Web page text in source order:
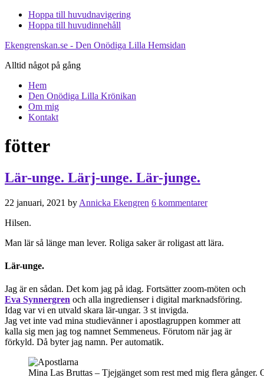
Hoppa till huvudnavigering
Hoppa till huvudinnehåll
Ekengrenskan.se - Den Onödiga Lilla Hemsidan
Alltid något på gång
Hem
Den Onödiga Lilla Krönikan
Om mig
Kontakt
fötter
Lär-unge. Lärj-unge. Lär-junge.
22 januari, 2021 by Annicka Ekengren 6 kommentarer
Hilsen.
Man lär så länge man lever. Roliga saker är roligast att lära.
Lär-unge.
Jag är en sådan. Det kom jag på idag. Fortsätter zoom-möten och
Eva Synnergren och alla ingredienser i digital marknadsföring.
Idag var vi en utvald skara lär-ungar. 3 st invigda.
Jag vet inte vad mina studievänner i apostlagruppen kommer att
kalla sig men jag tog namnet Semmeneus. Förutom när jag är
förkyld. Då byter jag namn. Per automatik.
Mina Las Bruttas – Tjejgänget som rest med mig flera